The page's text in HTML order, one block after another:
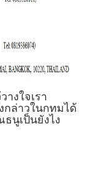
างใจเรา
กล่าวในกทมได้
นูเป็นยังไง